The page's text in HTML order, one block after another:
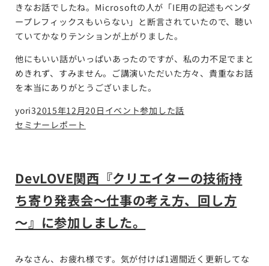
きなお話でしたね。Microsoftの人が「IE用の記述もベンダ
ープレフィックスもいらない」と断言されていたので、聴い
ていてかなりテンションが上がりました。
他にもいい話がいっぱいあったのですが、私の力不足でまと
めきれず、すみません。ご講演いただいた方々、貴重なお話
を本当にありがとうございました。
yori32015年12月20日 イベント参加した話
セミナーレポート
DevLOVE関西『クリエイターの技術持
ち寄り発表会～仕事の考え方、回し方
～』に参加しました。
みなさん、お疲れ様です。気が付けば1週間近く更新してな